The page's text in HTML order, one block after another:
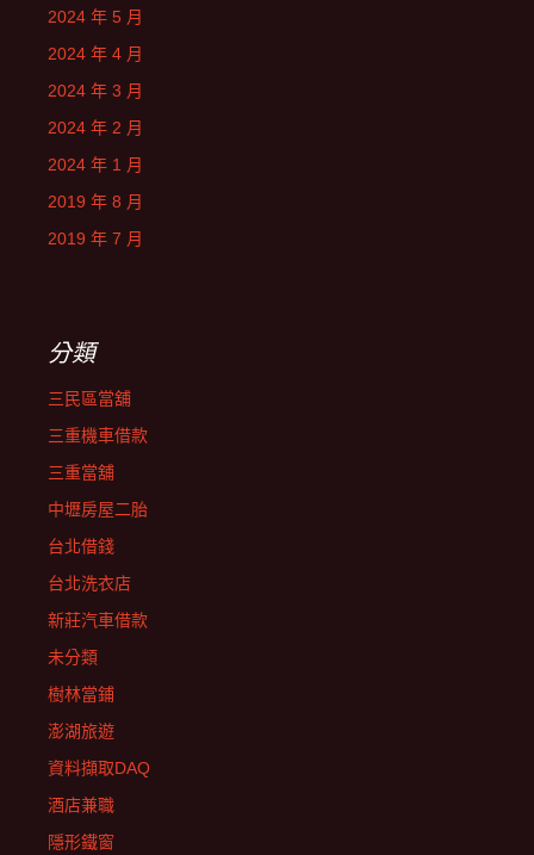
2024 年 5 月
2024 年 4 月
2024 年 3 月
2024 年 2 月
2024 年 1 月
2019 年 8 月
2019 年 7 月
分類
三民區當舖
三重機車借款
三重當舖
中壢房屋二胎
台北借錢
台北洗衣店
新莊汽車借款
未分類
樹林當鋪
澎湖旅遊
資料擷取DAQ
酒店兼職
隱形鐵窗